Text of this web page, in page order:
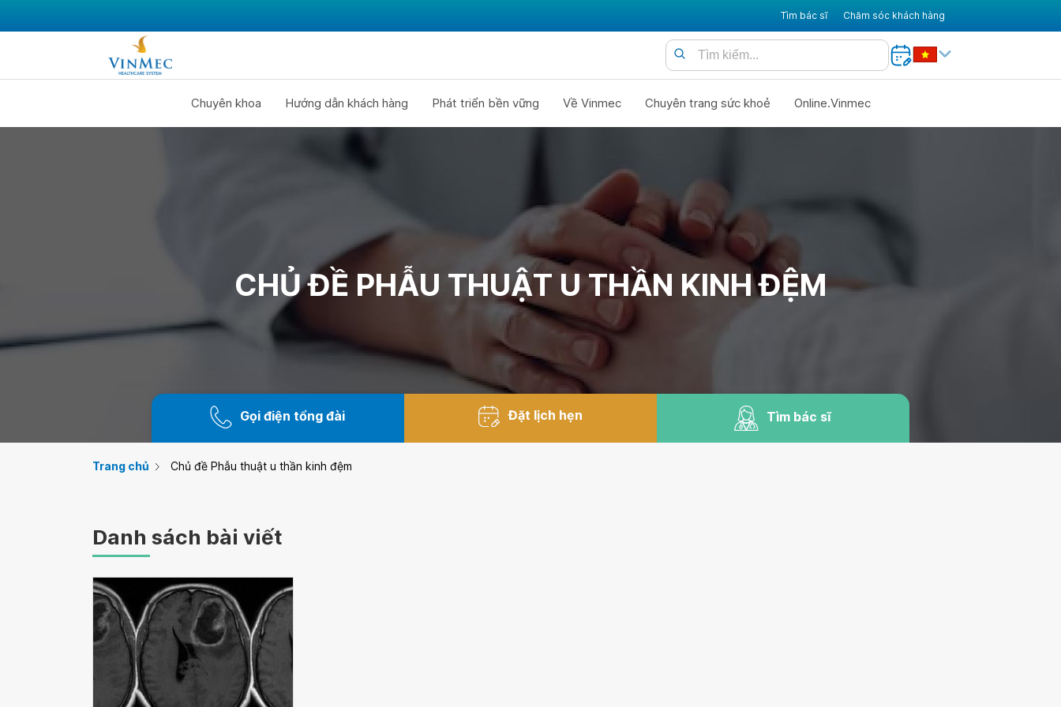
Tìm bác sĩ Chăm sóc khách hàng
Chuyên khoa Hướng dẫn khách hàng Phát triển bền vững Về Vinmec Chuyên trang sức khoẻ Online.Vinmec
CHỦ ĐỀ PHẪU THUẬT U THẦN KINH ĐỆM
Gọi điện tổng đài Đặt lịch hẹn Tìm bác sĩ
Trang chủ Chủ đề Phẫu thuật u thần kinh đệm
Danh sách bài viết